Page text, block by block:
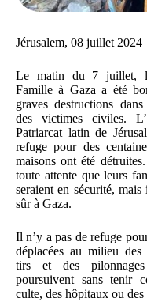
Jérusalem, 08 juillet 2024
Le matin du 7 juillet,
Famille à Gaza a été
graves destructions
des victimes civiles.
Patriarcat latin de
refuge pour des
maisons ont été
toute attente que leurs
seraient en sécurité,
sûr à Gaza.
Il n’y a pas de refuge
déplacées au milieu des
tirs et des
poursuivent sans tenir
culte, des hôpitaux ou des